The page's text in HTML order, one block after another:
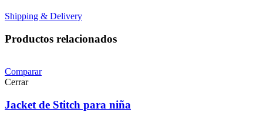
Shipping & Delivery
Productos relacionados
Comparar
Cerrar
Jacket de Stitch para niña